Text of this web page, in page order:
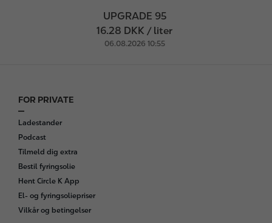
UPGRADE 95
16.28 DKK / liter
06.08.2026 10:55
F
o
o
t
e
r
FOR PRIVATE
Ladestander
Podcast
Tilmeld dig extra
Bestil fyringsolie
Hent Circle K App
El- og fyringsoliepriser
Vilkår og betingelser